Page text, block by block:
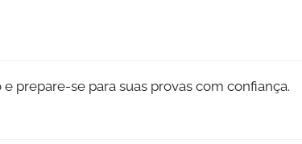
prepare-se para suas provas com confiança.